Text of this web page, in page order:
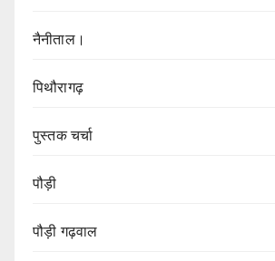
नैनीताल।
पिथौरागढ़
पुस्तक चर्चा
पौड़ी
पौड़ी गढ़वाल